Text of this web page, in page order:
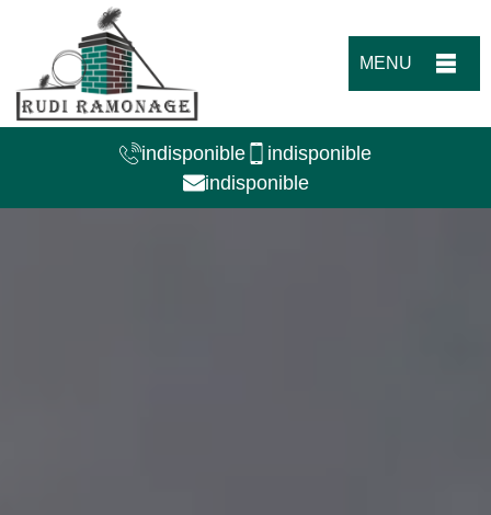
MENU
indisponible
indisponible
indisponible